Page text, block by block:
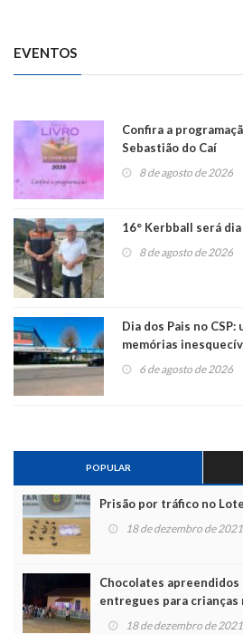
EVENTOS
Confira a
Sebastião do Caí
8 de agosto de 2026
16° Kerbball será
8 de agosto de 2026
Dia dos Pais no
memórias
6 de agosto de 2026
POPULAR
Prisão por tráfico no
18 de dezembro de 2021
Chocolates apreendidos
entregues para crianças
Noel 18 de dezembro de 2021